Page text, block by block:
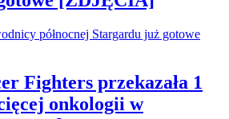
Fighters przekazała 1
onkologii w